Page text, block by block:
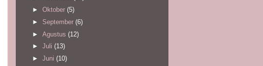
► Oktober (5)
► September (6)
► Agustus (12)
► Juli (13)
► Juni (10)